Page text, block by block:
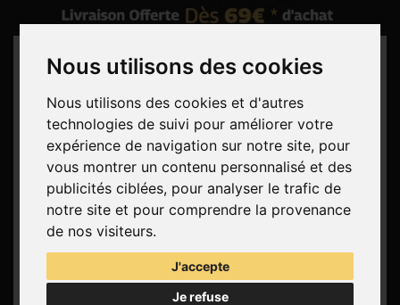
Nous utilisons des cookies
Nous utilisons des cookies et d'autres
technologies de suivi pour améliorer votre
expérience de navigation sur notre site, pour
vous montrer un contenu personnalisé et des
publicités ciblées, pour analyser le trafic de
notre site et pour comprendre la provenance
de nos visiteurs.
J'accepte
Je refuse
Rechercher
Panier(vide)
Aucun produit
Livraison gratuite !
Livraison